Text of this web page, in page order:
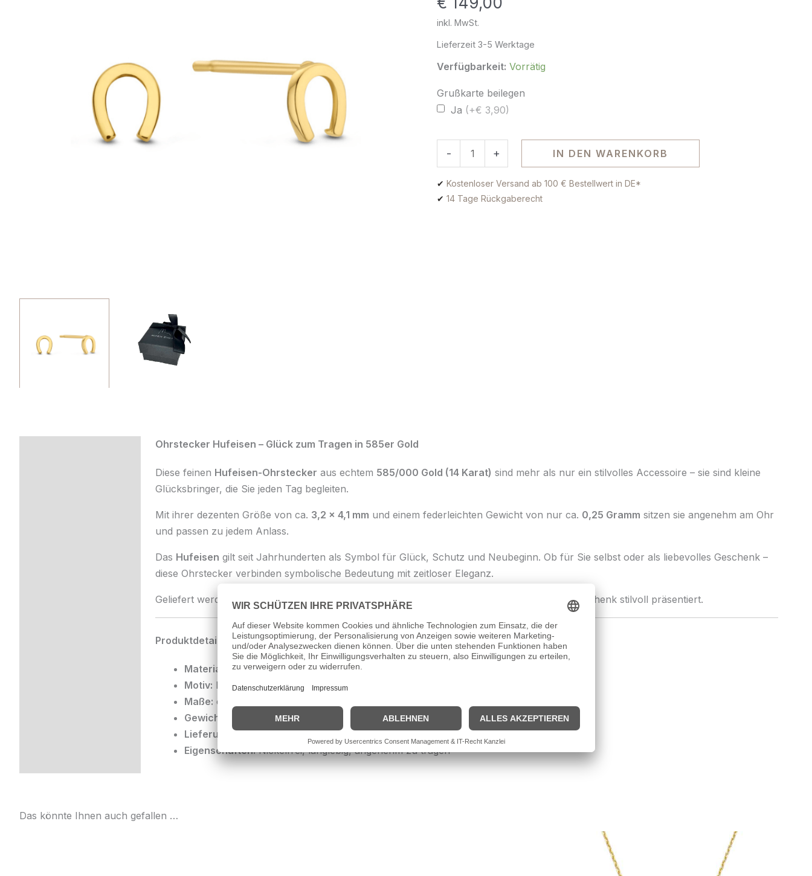
inkl. MwSt.
Lieferzeit3-5 Werktage
Verfügbarkeit: Vorrätig
Grußkarte beilegen
Ja (+€ 3,90)
- + IN DEN WARENKORB
✔Kostenloser Versand ab 100 € Bestellwert in DE*
✔14 Tage Rückgaberecht
Ohrstecker Hufeisen – Glück zum Tragen in 585er Gold
Diese feinen Hufeisen-Ohrstecker aus echtem 585/000 Gold (14 Karat) sind mehr als nur ein stilvolles Accessoire – sie sind kleine
Glücksbringer, die Sie jeden Tag begleiten.
Mit ihrer dezenten Größe von ca. 3,2 x 4,1 mm und einem federleichten Gewicht von nur ca. 0,25 Gramm sitzen sie angenehm am Ohr
und passen zu jedem Anlass.
Das Hufeisen gilt seit Jahrhunderten als Symbol für Glück, Schutz und Neubeginn. Ob für Sie selbst oder als liebevolles Geschenk –
diese Ohrstecker verbinden symbolische Bedeutung mit zeitloser Eleganz.
Geliefert werden sie in einemhochwertigen Schmucketui , das sie perfekt schützt und als Geschenk stilvoll präsentiert.
Produktdetails:
Material:
585/000 Gold (14 Karat)
Motiv: Hufeisen
Maße: ca. 3,2 x 4,1 mm
Gewicht:
ca. 0,25 Gramm
Lieferumfang:Edles Schmucketui
Eigenschaften:Nickelfrei, langlebig, angenehm zu tragen
Das könnte Ihnen auch gefallen …